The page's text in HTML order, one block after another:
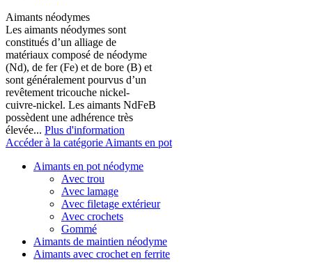
Aimants néodymes
Les aimants néodymes sont
constitués d’un alliage de
matériaux composé de néodyme
(Nd), de fer (Fe) et de bore (B) et
sont généralement pourvus d’un
revêtement tricouche nickel-
cuivre-nickel. Les aimants NdFeB
possèdent une adhérence très
élevée... Plus d'information
Accéder à la catégorie Aimants en pot
Aimants en pot néodyme
Avec trou
Avec lamage
Avec filetage extérieur
Avec crochets
Gommé
Aimants de maintien néodyme
Aimants avec crochet en ferrite